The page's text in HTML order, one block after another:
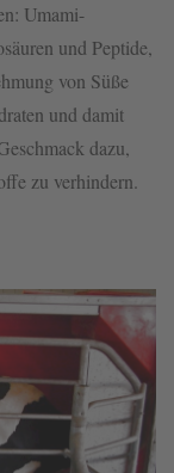
Umami-
und Peptide,
von Süße
und damit
dazu,
zu verhindern.